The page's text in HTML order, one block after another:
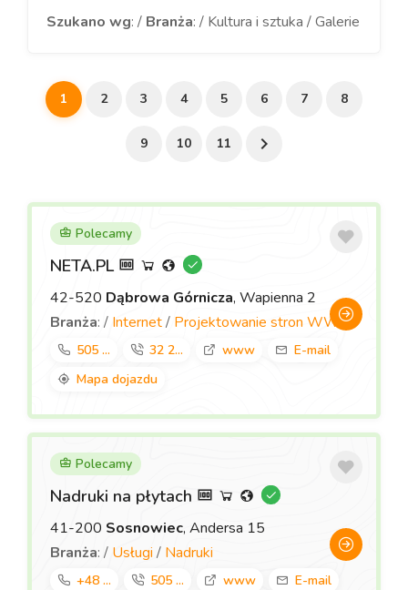
Szukano wg: / Branża: / Kultura i sztuka / Galerie
1 2 3 4 5 6 7 8
9 10 11
Polecamy
NETA.PL
42-520 Dąbrowa Górnicza, Wapienna 2
Branża: / Internet/ Projektowanie stron WWW
505 ... 32 2... www
E-mail
Mapa dojazdu
Polecamy
Nadruki na płytach
41-200 Sosnowiec, Andersa 15
Branża: / Usługi / Nadruki
+48 ... 505 ... www
E-mail